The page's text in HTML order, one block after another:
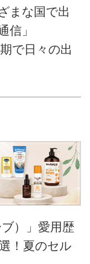
まな国で出
信」
で日々の出
）」愛用歴
！夏のセル